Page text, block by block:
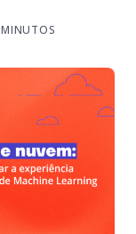
MINUTOS